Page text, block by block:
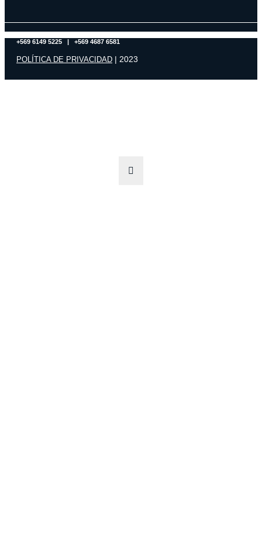
+569 6149 5225 | +569 4687 6581
POLÍTICA DE PRIVACIDAD | 2023